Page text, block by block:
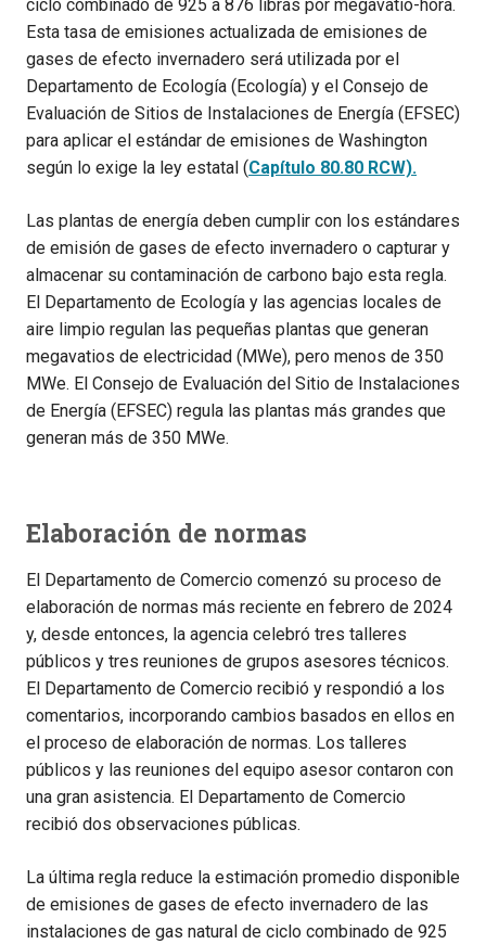
ciclo combinado de 925 a 876 libras por megavatio-hora.
Esta tasa de emisiones actualizada de emisiones de
gases de efecto invernadero será utilizada por el
Departamento de Ecología (Ecología) y el Consejo de
Evaluación de Sitios de Instalaciones de Energía (EFSEC)
para aplicar el estándar de emisiones de Washington
según lo exige la ley estatal (Capítulo 80.80 RCW).
Las plantas de energía deben cumplir con los estándares
de emisión de gases de efecto invernadero o capturar y
almacenar su contaminación de carbono bajo esta regla.
El Departamento de Ecología y las agencias locales de
aire limpio regulan las pequeñas plantas que generan
megavatios de electricidad (MWe), pero menos de 350
MWe. El Consejo de Evaluación del Sitio de Instalaciones
de Energía (EFSEC) regula las plantas más grandes que
generan más de 350 MWe.
Elaboración de normas
El Departamento de Comercio comenzó su proceso de
elaboración de normas más reciente en febrero de 2024
y, desde entonces, la agencia celebró tres talleres
públicos y tres reuniones de grupos asesores técnicos.
El Departamento de Comercio recibió y respondió a los
comentarios, incorporando cambios basados en ellos en
el proceso de elaboración de normas. Los talleres
públicos y las reuniones del equipo asesor contaron con
una gran asistencia. El Departamento de Comercio
recibió dos observaciones públicas.
La última regla reduce la estimación promedio disponible
de emisiones de gases de efecto invernadero de las
instalaciones de gas natural de ciclo combinado de 925